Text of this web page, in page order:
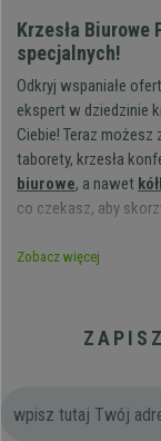
Krzesła
specjalnych!
Odkryj wspaniałe
ekspert w dziedzinie
Ciebie! Teraz możesz
taborety, krzesła
biurowe, a nawet
co czekasz, aby
Jak stworzyć
Jeśli
Wyreguluj
Zobacz więcej